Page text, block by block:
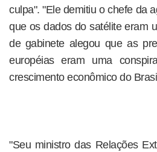
culpa". "Ele demitiu o chefe da
que os dados do satélite eram
de gabinete alegou que as
européias eram uma
crescimento econômico do
"Seu ministro das Relações